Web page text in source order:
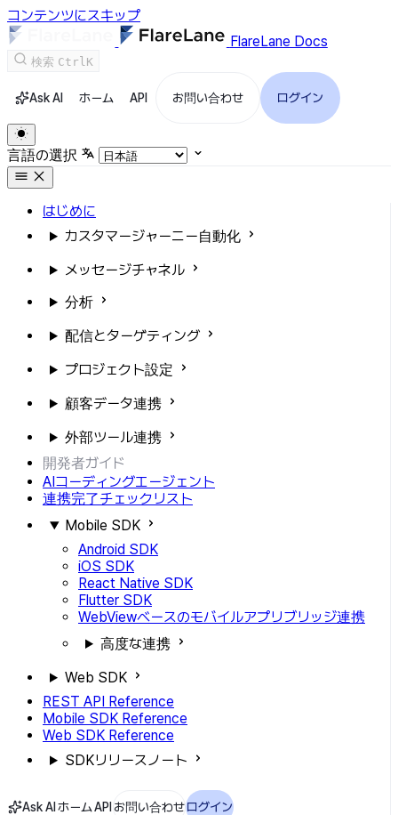
コンテンツにスキップ
FlareLane Docs
検索 CtrlK
Ask AI ホーム API お問い合わせ ログイン
言語の選択
はじめに
カスタマージャーニー自動化
メッセージチャネル
分析
配信とターゲティング
プロジェクト設定
顧客データ連携
外部ツール連携
開発者ガイド
AIコーディングエージェント
連携完了チェックリスト
Mobile SDK
Android SDK
iOS SDK
React Native SDK
Flutter SDK
WebViewベースのモバイルアプリブリッジ連携
高度な連携
Web SDK
REST API Reference
Mobile SDK Reference
Web SDK Reference
SDKリリースノート
Ask AI ホームAPI お問い合わせログイン